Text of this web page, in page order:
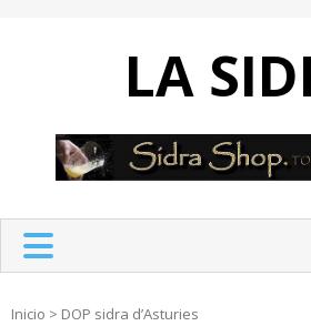
LA
Inicio > DOP sidra d’Asturies